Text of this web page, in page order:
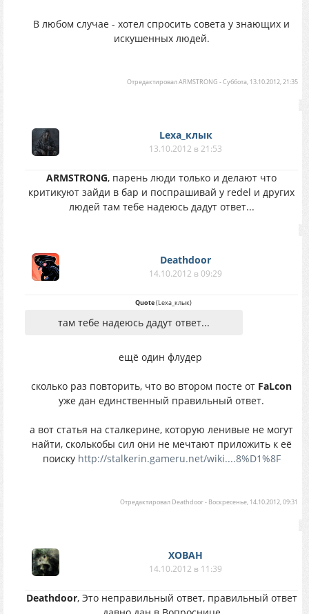
В любом случае - хотел спросить совета у знающих и
искушенных людей.
ОтредактировалARMSTRONG -Суббота, 13.10.2012, 21:35
Lexa_клык
13.10.2012 в 21:53
ARMSTRONG, парень люди только и делают что
критикуют зайди в бар и поспрашивай у redel и других
людей там тебе надеюсь дадут ответ...
Deathdoor
14.10.2012 в 09:29
Quote(Lexa_клык)
там тебе надеюсь дадут ответ...
ещё один флудер
сколько раз повторить, что во втором посте от FaLcon
уже дан единственный правильный ответ.
а вот статья на сталкерине, которую ленивые не могут
найти, сколькобы сил они не мечтают приложить к её
поиску http://stalkerin.gameru.net/wiki....8%D1%8F
Отредактировал Deathdoor- Воскресенье, 14.10.2012, 09:31
XOBAH
14.10.2012 в 11:39
Deathdoor, Это неправильный ответ, правильный ответ